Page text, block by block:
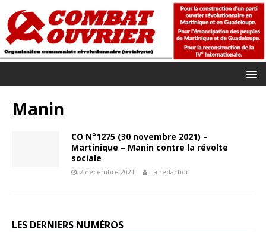
Manin
CO N°1275 (30 novembre 2021) –
Martinique – Manin contre la révolte
sociale
2 décembre 2021 La rédaction
LES DERNIERS NUMÉROS